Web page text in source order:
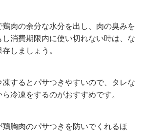
肉の余分な水分を出し、肉の臭みを
消費期限内に使い切れない時は、な
しましょう。
するとパサつきやすいので、タレな
冷凍をするのがおすすめです。
胸肉のパサつきを防いでくれるほ